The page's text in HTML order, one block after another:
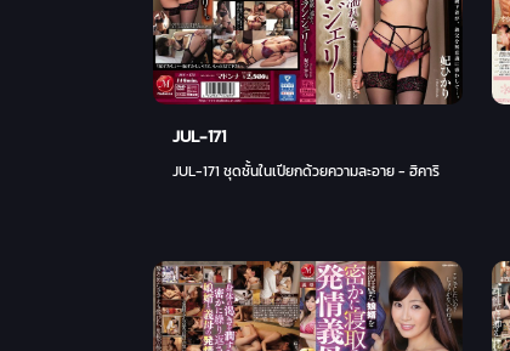
JUL-171
JUL-171 ชุดชั้นในเปียกด้วยความละอาย - ฮิคาริ ฮิเมะ